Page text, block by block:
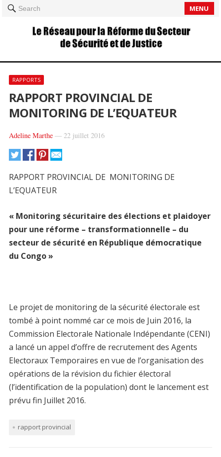
Search MENU
RAPPORTS
RAPPORT PROVINCIAL DE
MONITORING DE L’EQUATEUR
Adeline Marthe— 22 juillet 2016
RAPPORT PROVINCIAL DE MONITORING DE
L’EQUATEUR
« Monitoring sécuritaire des élections et plaidoyer
pour une réforme – transformationnelle – du
secteur de sécurité en République démocratique
du Congo»
Le projet de monitoring de la sécurité électorale est
tombé à point nommé car ce mois de Juin 2016, la
Commission Electorale Nationale Indépendante (CENI)
a lancé un appel d’offre de recrutement des Agents
Electoraux Temporaires en vue de l’organisation des
opérations de la révision du fichier électoral
(l’identification de la population) dont le lancement est
prévu fin Juillet 2016.
rapport provincial